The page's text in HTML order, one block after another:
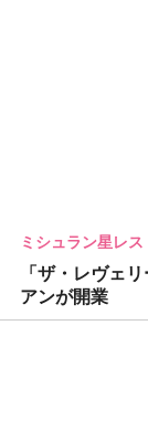
ミシュラン星レ
「ザ・レヴェ
アンが開業